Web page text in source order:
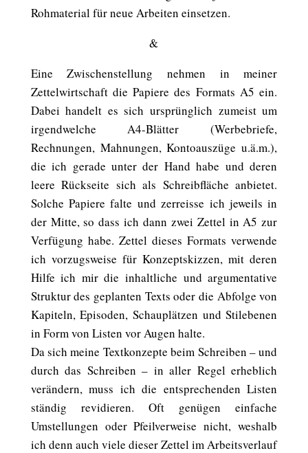
Rohmaterial für neue Arbeiten einsetzen.
&
Eine Zwischenstellung nehmen in meiner
Zettelwirtschaft die Papiere des Formats A5 ein.
Dabei handelt es sich ursprünglich zumeist um
irgendwelche A4-Blätter (Werbebriefe,
Rechnungen, Mahnungen, Kontoauszüge u.ä.m.),
die ich gerade unter der Hand habe und deren
leere Rückseite sich als Schreibfläche anbietet.
Solche Papiere falte und zerreisse ich jeweils in
der Mitte, so dass ich dann zwei Zettel in A5 zur
Verfügung habe. Zettel dieses Formats verwende
ich vorzugsweise für Konzeptskizzen, mit deren
Hilfe ich mir die inhaltliche und argumentative
Struktur des geplanten Texts oder die Abfolge von
Kapiteln, Episoden, Schauplätzen und Stilebenen
in Form von Listen vor Augen halte.
Da sich meine Textkonzepte beim Schreiben – und
durch das Schreiben – in aller Regel erheblich
verändern, muss ich die entsprechenden Listen
ständig revidieren. Oft genügen einfache
Umstellungen oder Pfeilverweise nicht, weshalb
ich denn auch viele dieser Zettel im Arbeitsverlauf